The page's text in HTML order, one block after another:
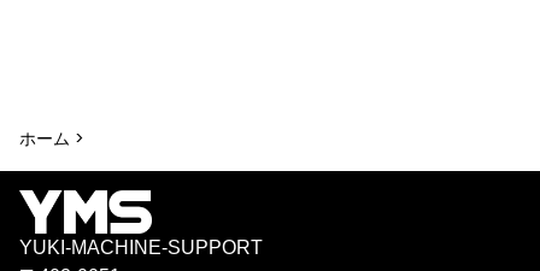
ホーム >
YUKI-MACHINE-SUPPORT